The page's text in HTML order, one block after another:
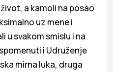
a kamoli na posao
uz mene i
u svakom smislu i na
i Udruženje
mirna luka, druga